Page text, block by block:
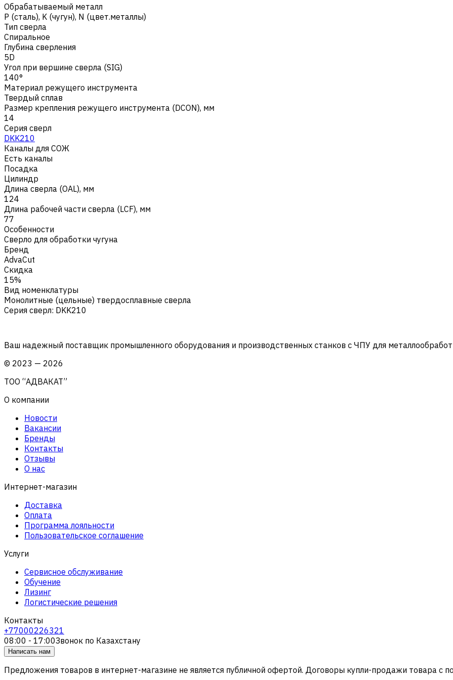
Обрабатываемый металл
Р (сталь), K (чугун), N (цвет.металлы)
Тип сверла
Спиральное
Глубина сверления
5D
Угол при вершине сверла (SIG)
140°
Материал режущего инструмента
Твердый сплав
Размер крепления режущего инструмента (DCON), мм
14
Серия сверл
DKK210
Каналы для СОЖ
Есть каналы
Посадка
Цилиндр
Длина сверла (OAL), мм
124
Длина рабочей части сверла (LCF), мм
77
Особенности
Сверло для обработки чугуна
Бренд
AdvaCut
Скидка
15%
Вид номенклатуры
Монолитные (цельные) твердосплавные сверла
Серия сверл: DKK210
Ваш надежный поставщик промышленного оборудования и производственных станков с ЧПУ для
© 2023 — 2026
ТОО “АДВАКАТ”
О компании
Новости
Вакансии
Бренды
Контакты
Отзывы
О нас
Интернет-магазин
Доставка
Оплата
Программа лояльности
Пользовательское соглашение
Услуги
Сервисное обслуживание
Обучение
Лизинг
Логистические решения
Контакты
+77000226321
08:00 - 17:00Звонок по Казахстану
Написать нам
Предложения товаров в интернет-магазине не является публичной офертой. Договоры купли-продажи товара с